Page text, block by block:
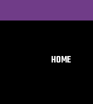
HOME